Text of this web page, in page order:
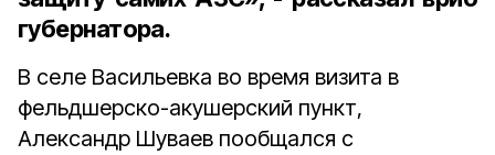
губернатора.
В селе Васильевка во время визита в
фельдшерско-акушерский пункт,
Александр Шуваев пообщался с